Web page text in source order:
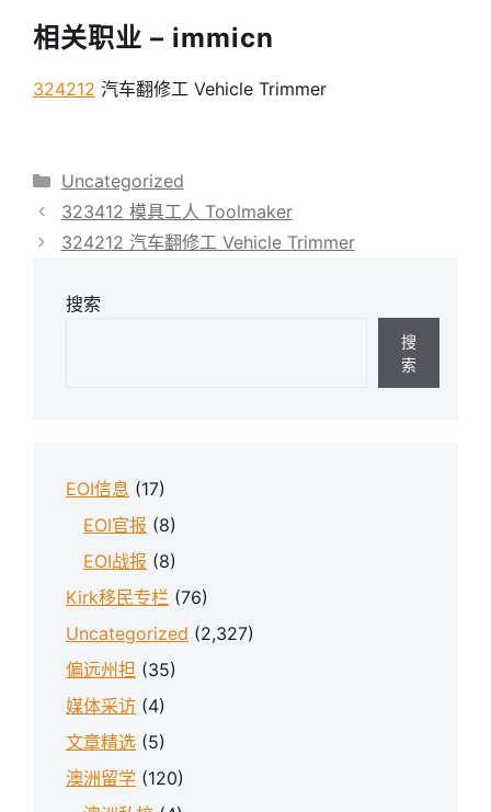
相关职业 – immicn
324212 汽车翻修工 Vehicle Trimmer
分
类
Uncategorized
323412 模具工人 Toolmaker
324212 汽车翻修工 Vehicle Trimmer
搜索
搜
索
EOI信息 (17)
EOI官报 (8)
EOI战报 (8)
Kirk移民专栏 (76)
Uncategorized (2,327)
偏远州担 (35)
媒体采访 (4)
文章精选 (5)
澳洲留学 (120)